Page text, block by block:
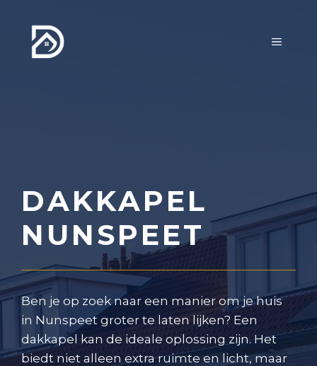
MENU
DAKKAPEL
NUNSPEET
Ben je op zoek naar een manier om je huis
in Nunspeet groter te laten lijken? Een
dakkapel kan de ideale oplossing zijn. Het
biedt niet alleen extra ruimte en licht, maar